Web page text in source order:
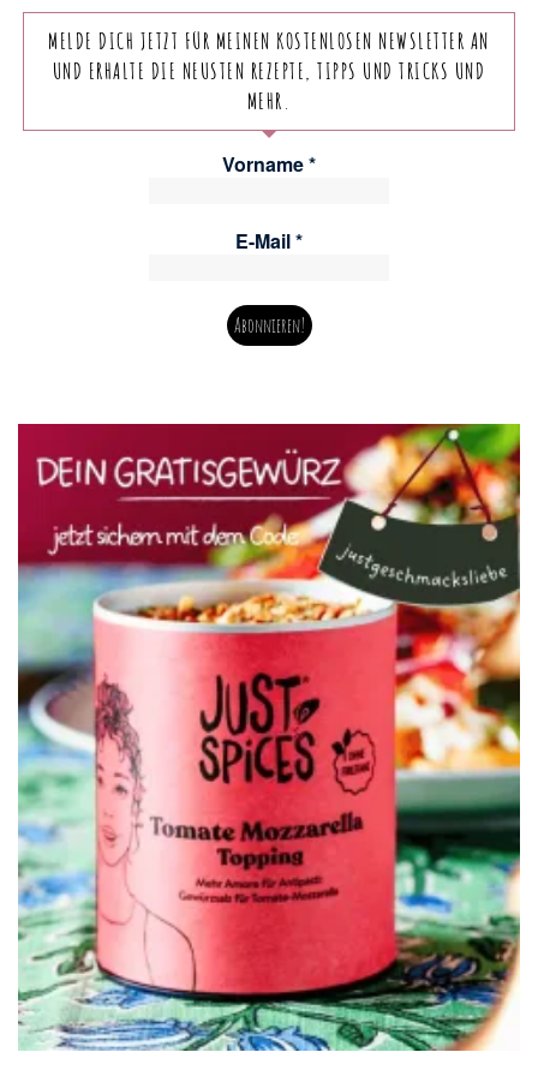
MELDE DICH JETZT FÜR MEINEN KOSTENLOSEN NEWSLETTER AN
UND ERHALTE DIE NEUSTEN REZEPTE, TIPPS UND TRICKS UND
MEHR.
Vorname*
E-Mail*